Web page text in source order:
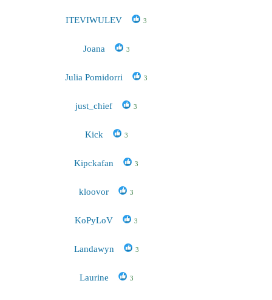
ITEVIWULEV 3
Joana 3
Julia Pomidorri 3
just_chief 3
Kick 3
Kipckafan 3
kloovor 3
KoPyLoV 3
Landawyn 3
Laurine 3